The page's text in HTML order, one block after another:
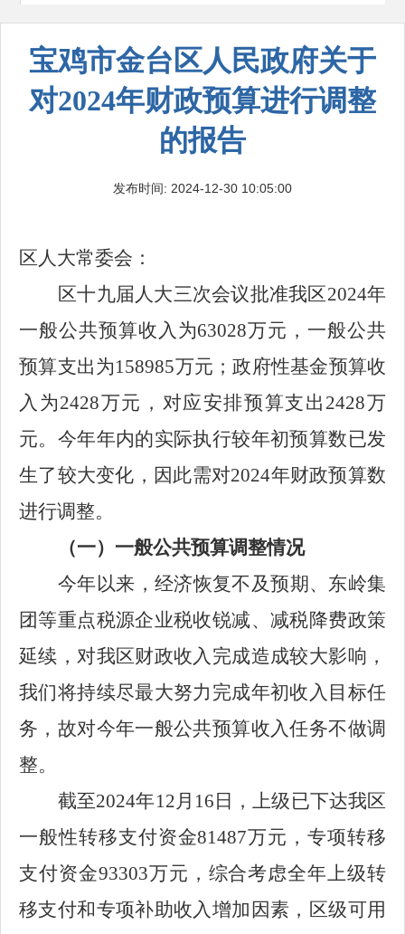
宝鸡市金台区人民政府关于
对2024年财政预算进行调整
的报告
发布时间: 2024-12-30 10:05:00
区人大常委会：
区十九届人大三次会议批准我区2024年
一般公共预算收入为63028万元，一般公共
预算支出为158985万元；政府性基金预算收
入为2428万元，对应安排预算支出 2428万
元。今年年内的实际执行较年初预算数已发
生了较大变化，因此需对2024年财政预算数
进行调整。
（一） 一般公共预算调整情况
今年以来，经济恢复不及预期、东岭集
团等重点税源企业税收锐减、减税降费政策
延续，对我区财政收入完成造成较大影响，
我们将持续尽最大努力完成年初收入目标任
务，故对今年一般公共预算收入任务不做调
整。
截至2024年12月 16 日，上级已下达我区
一般性转移支付资金81487万元，专项转移
支付资金93303万元，综合考虑全年上级转
移支付和专项补助收入增加因素，区级可用